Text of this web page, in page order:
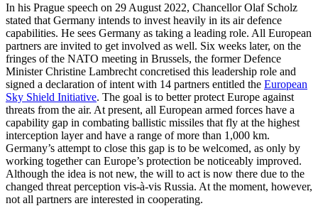
In his Prague speech on 29 August 2022, Chancellor Olaf Scholz
stated that Germany intends to invest heavily in its air defence
capabilities. He sees Germany as taking a leading role. All European
partners are invited to get involved as well. Six weeks later, on the
fringes of the NATO meeting in Brussels, the former Defence
Minister Christine Lambrecht concretised this leader­ship role and
signed a declaration of intent with 14 partners entitled the European
Sky Shield Initiative. The goal is to better pro­tect Europe against
threats from the air. At present, all European armed forces have a
capability gap in combating ballistic mis­siles that fly at the highest
interception layer and have a range of more than 1,000 km.
Germany’s attempt to close this gap is to be welcomed, as only by
working to­gether can Europe’s protection be notice­ably improved.
Although the idea is not new, the will to act is now there due to the
changed threat perception vis-à-vis Russia. At the moment, however,
not all partners are interested in cooperating.